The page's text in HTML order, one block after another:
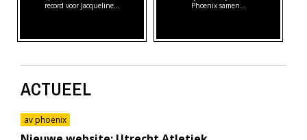
record voor Jacqueline…
Phoenix samen…
ACTUEEL
av phoenix